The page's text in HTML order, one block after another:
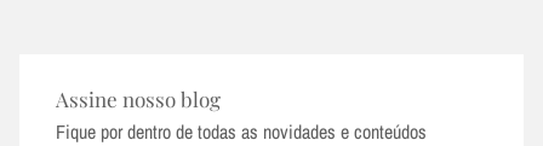
Assine nosso blog
Fique por dentro de todas as novidades e conteúdos